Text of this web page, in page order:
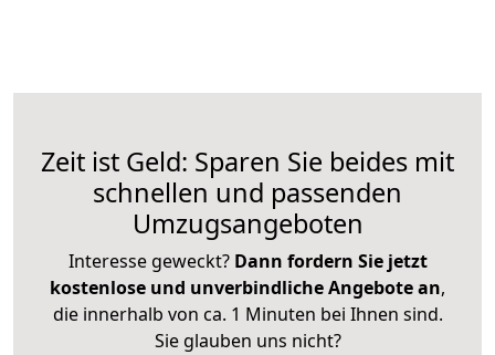
Zeit ist Geld: Sparen Sie beides mit
schnellen und passenden
Umzugsangeboten
Interesse geweckt? Dann fordern Sie jetzt
kostenlose und unverbindliche Angebote an,
die innerhalb von ca. 1 Minuten bei Ihnen sind.
Sie glauben uns nicht?